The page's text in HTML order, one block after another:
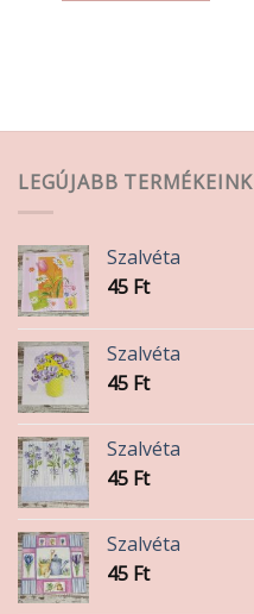
LEGÚJABB TERMÉKEINK
Szalvéta
45 Ft
Szalvéta
45 Ft
Szalvéta
45 Ft
Szalvéta
45 Ft